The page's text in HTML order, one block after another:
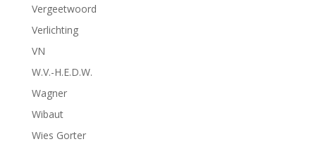
Vergeetwoord
Verlichting
VN
W.V.-H.E.D.W.
Wagner
Wibaut
Wies Gorter